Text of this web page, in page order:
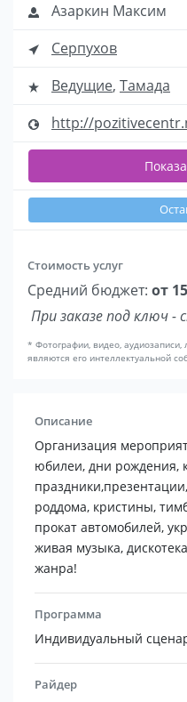
Азаркин Максим
Серпухов
Ведущие, Тамада
http://
Стоимость услуг
Средний бюджет: от
При заказе под ключ -
* Фотографии, видео,
являются его интеллектуальной
Описание
Организация
юбилеи, дни рождения,
роддома, кристины,
прокат автомобилей,
живая музыка,
жанра!
Программа
Индивидуальный
Райдер